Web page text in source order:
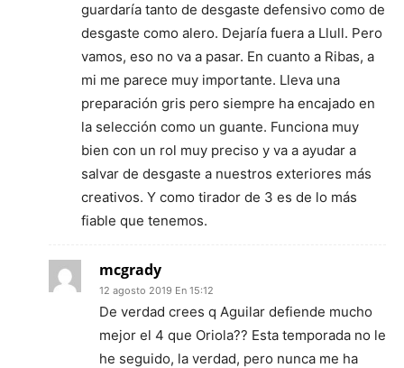
guardaría tanto de desgaste defensivo como de
desgaste como alero. Dejaría fuera a Llull. Pero
vamos, eso no va a pasar. En cuanto a Ribas, a
mi me parece muy importante. Lleva una
preparación gris pero siempre ha encajado en
la selección como un guante. Funciona muy
bien con un rol muy preciso y va a ayudar a
salvar de desgaste a nuestros exteriores más
creativos. Y como tirador de 3 es de lo más
fiable que tenemos.
mcgrady
12 agosto 2019 En 15:12
De verdad crees q Aguilar defiende mucho
mejor el 4 que Oriola?? Esta temporada no le
he seguido, la verdad, pero nunca me ha